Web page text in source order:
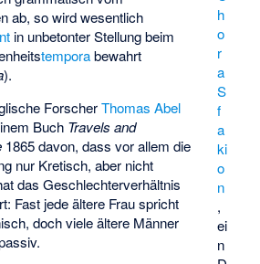
h
o
r
a
S
f
a
ki
o
n
,
ei
n
ab, so wird wesentlich
in unbetonter Stellung beim
temporabewahrt
).
ForscherThomas Abel
Buch Travels and
1865 davon, dass vor allem die
nur Kretisch, aber nicht
das Geschlechterverhältnis
Fast jede ältere Frau spricht
doch viele ältere Männer